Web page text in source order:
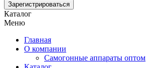
Зарегистрироваться
Каталог
Меню
Главная
О компании
Самогонные аппараты оптом